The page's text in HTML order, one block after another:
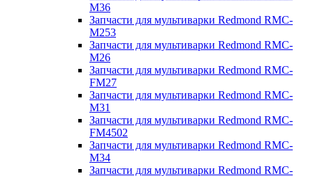
M36
Запчасти для мультиварки Redmond RMC-
M253
Запчасти для мультиварки Redmond RMC-
M26
Запчасти для мультиварки Redmond RMC-
FM27
Запчасти для мультиварки Redmond RMC-
M31
Запчасти для мультиварки Redmond RMC-
FM4502
Запчасти для мультиварки Redmond RMC-
M34
Запчасти для мультиварки Redmond RMC-